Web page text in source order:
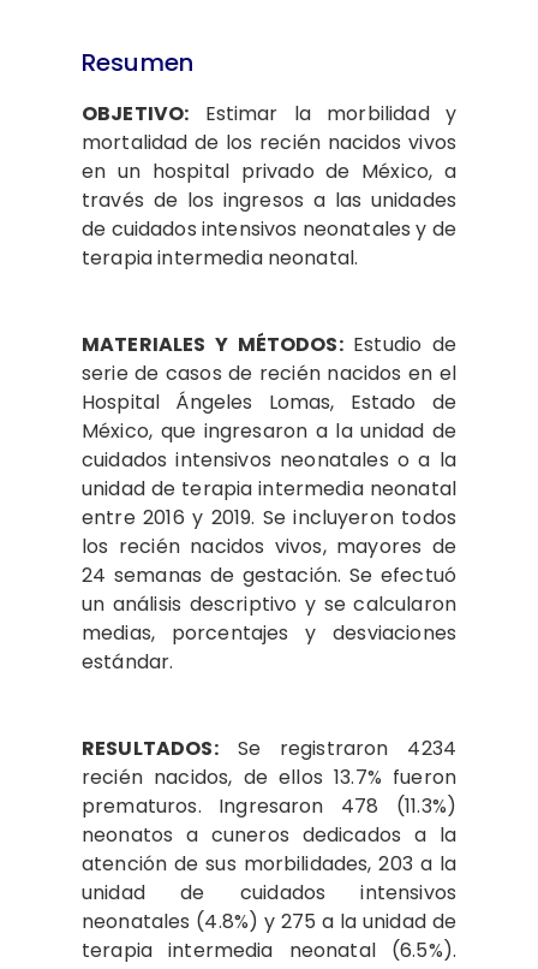
Resumen
OBJETIVO: Estimar la morbilidad y
mortalidad de los recién nacidos vivos
en un hospital privado de México, a
través de los ingresos a las unidades
de cuidados intensivos neonatales y de
terapia intermedia neonatal.
MATERIALES Y MÉTODOS:Estudio de
serie de casos de recién nacidos en el
Hospital Ángeles Lomas, Estado de
México, que ingresaron a la unidad de
cuidados intensivos neonatales o a la
unidad de terapia intermedia neonatal
entre 2016 y 2019. Se incluyeron todos
los recién nacidos vivos, mayores de
24 semanas de gestación. Se efectuó
un análisis descriptivo y se calcularon
medias, porcentajes y desviaciones
estándar.
RESULTADOS:Se registraron 4234
recién nacidos, de ellos 13.7% fueron
prematuros. Ingresaron 478 (11.3%)
neonatos a cuneros dedicados a la
atención de sus morbilidades, 203 a la
unidad de cuidados intensivos
neonatales (4.8%) y 275 a la unidad de
terapia intermedia neonatal (6.5%).